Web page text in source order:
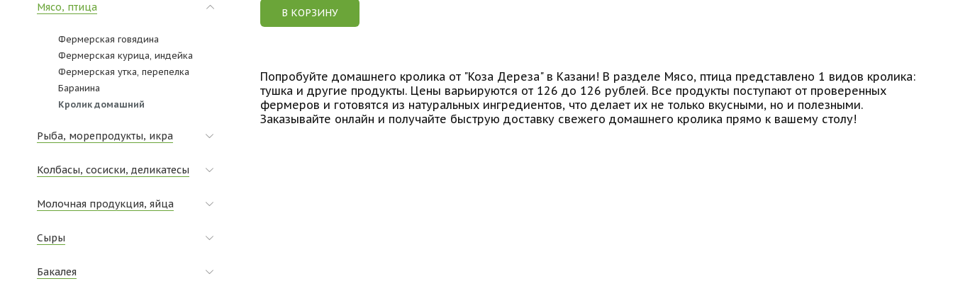
Мясо, птица
Фермерская говядина
Фермерская курица, индейка
Фермерская утка, перепелка
Баранина
Кролик домашний
Рыба, морепродукты, икра
Колбасы, сосиски, деликатесы
Молочная продукция, яйца
Сыры
Бакалея
В КОРЗИНУ
Попробуйте домашнего кролика от "Коза Дереза" в Казани! В разделе Мясо, птица представлено 1 видов кролика:
тушка и другие продукты. Цены варьируются от 126 до 126 рублей. Все продукты поступают от проверенных
фермеров и готовятся из натуральных ингредиентов, что делает их не только вкусными, но и полезными.
Заказывайте онлайн и получайте быструю доставку свежего домашнего кролика прямо к вашему столу!